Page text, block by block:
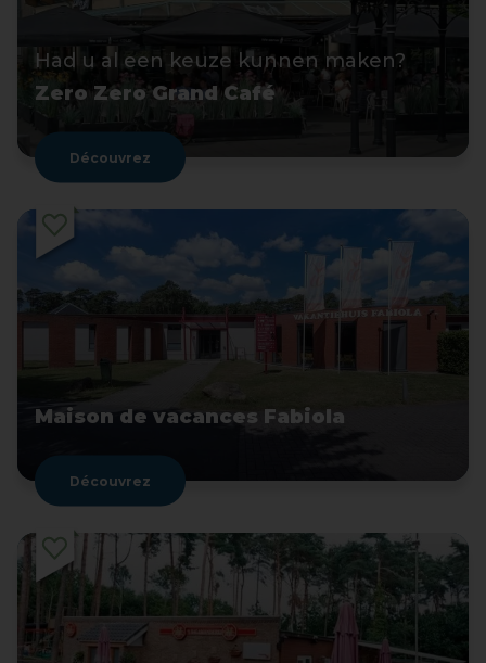
Had u al een keuze kunnen maken?
Zero Zero Grand Café
Découvrez
Maison de vacances Fabiola
Découvrez